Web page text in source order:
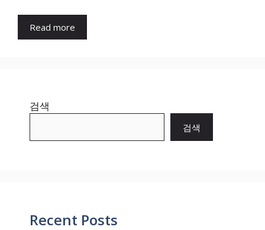
Read more
검색
검색
Recent Posts